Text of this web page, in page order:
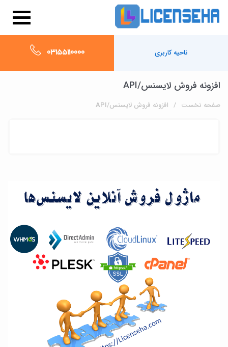
ناحیه کاربری 03155110000
افزونه فروش لایسنس/API
صفحه نخست افزونه فروش لایسنس/API